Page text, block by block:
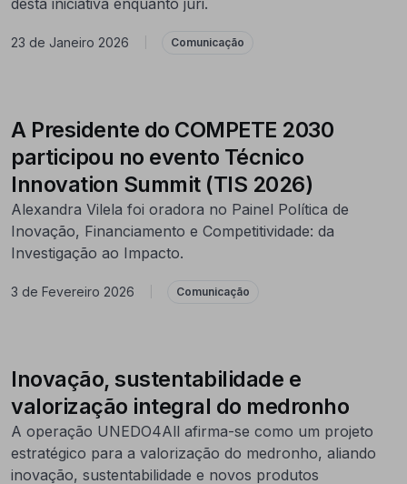
23 de Janeiro 2026 Comunicação
A Presidente do COMPETE 2030
participou no evento Técnico
Innovation Summit (TIS 2026)
Alexandra Vilela foi oradora no Painel Política de
Inovação, Financiamento e Competitividade: da
Investigação ao Impacto.
3 de Fevereiro 2026 Comunicação
Inovação, sustentabilidade e
valorização integral do medronho
A operação UNEDO4All afirma-se como um projeto
estratégico para a valorização do medronho, aliando
inovação, sustentabilidade e novos produtos